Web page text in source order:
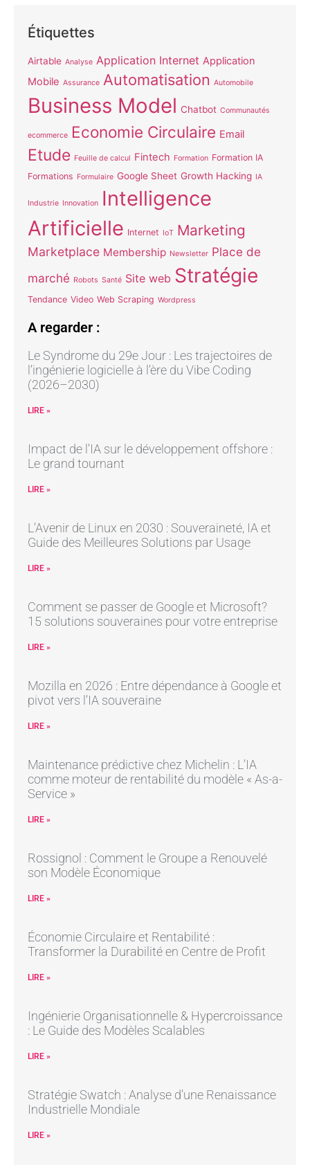
Étiquettes
Airtable Analyse Application Internet Application
Mobile Assurance Automatisation Automobile
Business Model Chatbot Communautés
ecommerce Economie Circulaire Email
Etude Feuille de calcul Fintech Formation Formation IA
Formations Formulaire Google Sheet Growth Hacking IA
Industrie Innovation Intelligence
Artificielle Internet IoT Marketing
Marketplace Membership Newsletter Place de
marché Robots Santé Site web Stratégie
Tendance Video Web Scraping Wordpress
A regarder :
Le Syndrome du 29e Jour : Les trajectoires de
l’ingénierie logicielle à l’ère du Vibe Coding
(2026–2030)
LIRE »
Impact de l’IA sur le développement offshore :
Le grand tournant
LIRE »
L’Avenir de Linux en 2030 : Souveraineté, IA et
Guide des Meilleures Solutions par Usage
LIRE »
Comment se passer de Google et Microsoft?
15 solutions souveraines pour votre entreprise
LIRE »
Mozilla en 2026 : Entre dépendance à Google et
pivot vers l’IA souveraine
LIRE »
Maintenance prédictive chez Michelin : L’IA
comme moteur de rentabilité du modèle « As-a-
Service »
LIRE »
Rossignol : Comment le Groupe a Renouvelé
son Modèle Économique
LIRE »
Économie Circulaire et Rentabilité :
Transformer la Durabilité en Centre de Profit
LIRE »
Ingénierie Organisationnelle & Hypercroissance
: Le Guide des Modèles Scalables
LIRE »
Stratégie Swatch : Analyse d’une Renaissance
Industrielle Mondiale
LIRE »